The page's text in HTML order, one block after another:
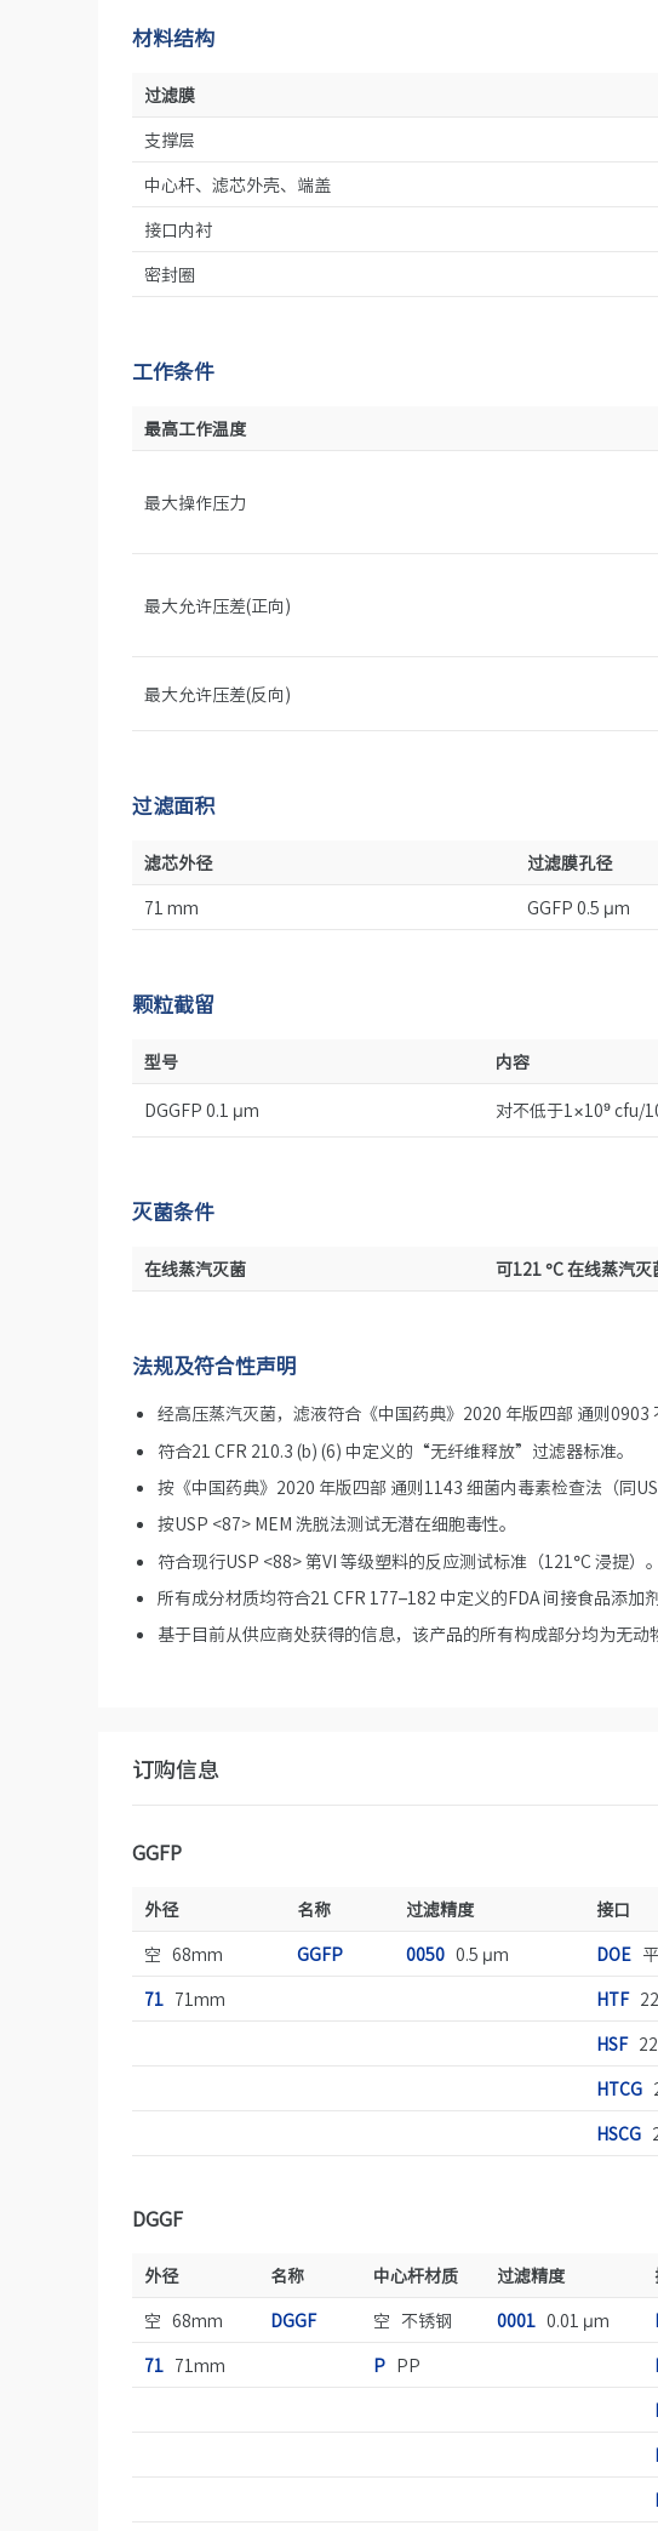
材料结构
过滤膜
支撑层
中心杆、滤芯外壳、端盖
接口内衬
密封圈
工作条件
最高工作温度
最大操作压力
最大允许压差(正向)
最大允许压差(反向)
过滤面积
滤芯外径 过滤膜孔径
71 mm
GGFP 0.5 μm
颗粒截留
型号
内容
DGGFP 0.1 μm
对不低于1×10⁹cfu/
灭菌条件
在线蒸汽灭菌 可121 °C 在线蒸汽
法规及符合性声明
经高压蒸汽灭菌，滤液符合《中国药典》2020 年版四部 通则
符合21 CFR 210.3 (b) (6) 中定义的“无纤维释放”过滤器标准。
按《中国药典》2020 年版四部 通则1143 细菌内毒素检查法（同
按USP <87> MEM 洗脱法测试无潜在细胞毒性。
符合现行USP <88> 第VI 等级塑料的反应测试标准（121°C 浸提）。
所有成分材质均符合21 CFR 177–182 中定义的FDA 间接食品添加剂
基于目前从供应商处获得的信息，该产品的所有构成部分均为无动
订购信息
GGFP
外径 名称 过滤精度 接口
空 68mm
GGFP 00500.5 µm DOE平
7171mm HTF
HSF
HTCG
HSCG
DGGF
外径 名称 中心杆材质 过滤精度
空 68mm
DGGF 空 不锈钢 00010.01 µm
7171mm PPP